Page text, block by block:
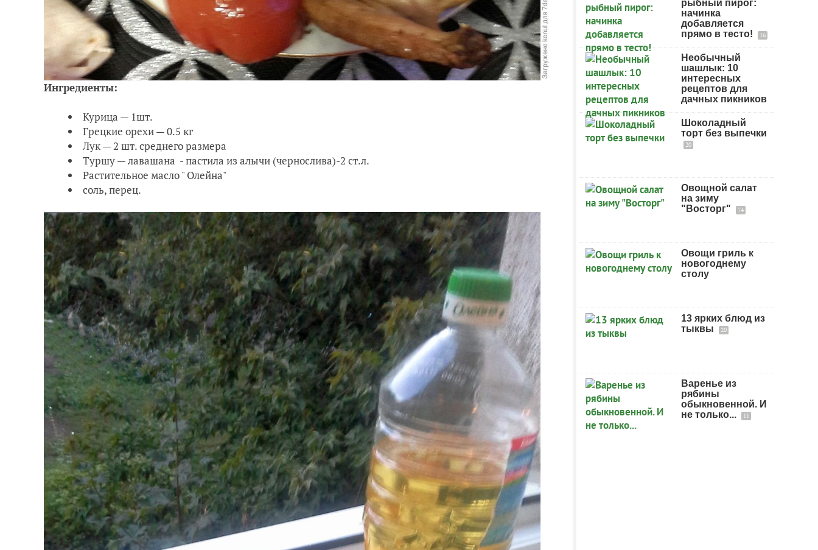
Ингредиенты:
Курица — 1шт.
Грецкие орехи — 0.5 кг
Лук — 2 шт. среднего размера
Туршу — лавашана - пастила из алычи (чернослива)-2 ст.л.
Растительное масло " Олейна"
соль, перец.
рыбный пирог:
начинка
добавляется
прямо в тесто!
16
Необычный
шашлык: 10
интересных
рецептов для
дачных пикников
Шоколадный
торт без выпечки
20
Овощной салат
на зиму
"Восторг"
74
Овощи гриль к
новогоднему
столу
13 ярких блюд из
тыквы
20
Варенье из
рябины
обыкновенной. И
не только...
11